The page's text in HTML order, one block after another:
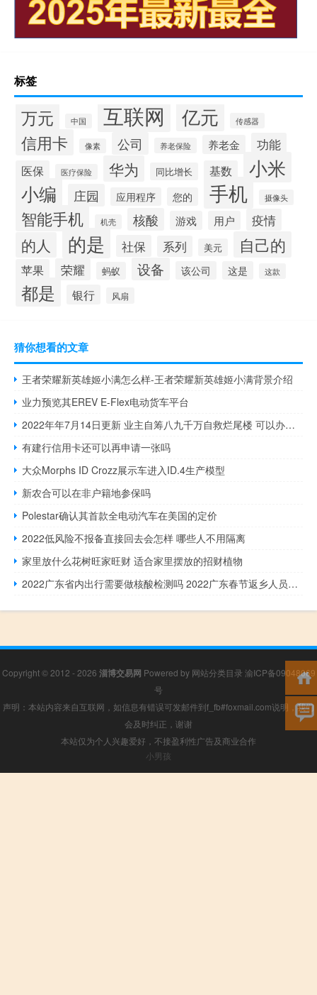
标签
万元 中国 互联网 亿元 传感器
信用卡 像素 公司 养老保险 养老金 功能
医保 医疗保险 华为 同比增长 基数 小米
小编 庄园 应用程序 您的 手机 摄像头
智能手机 机壳 核酸 游戏 用户 疫情
的人 的是 社保 系列 美元 自己的
苹果 荣耀 蚂蚁 设备 该公司 这是 这款
都是 银行 风扇
猜你想看的文章
王者荣耀新英雄姬小满怎么样-王者荣耀新英雄姬小满背景介绍
业力预览其EREV E-Flex电动货车平台
2022年年7月14日更新 业主自筹八九千万自救烂尾楼 可以办理房产证吗具体内容详细介绍
有建行信用卡还可以再申请一张吗
大众Morphs ID Crozz展示车进入ID.4生产模型
新农合可以在非户籍地参保吗
Polestar确认其首款全电动汽车在美国的定价
2022低风险不报备直接回去会怎样 哪些人不用隔离
家里放什么花树旺家旺财 适合家里摆放的招财植物
2022广东省内出行需要做核酸检测吗 2022广东春节返乡人员最新规定
Copyright © 2012 - 2026 淄博交易网 Powered by 网站分类目录 渝ICP备09048069
号
声明：本站内容来自互联网，如信息有错误可发邮件到f_fb#foxmail.com说明，我们
会及时纠正，谢谢
本站仅为个人兴趣爱好，不接盈利性广告及商业合作
小男孩